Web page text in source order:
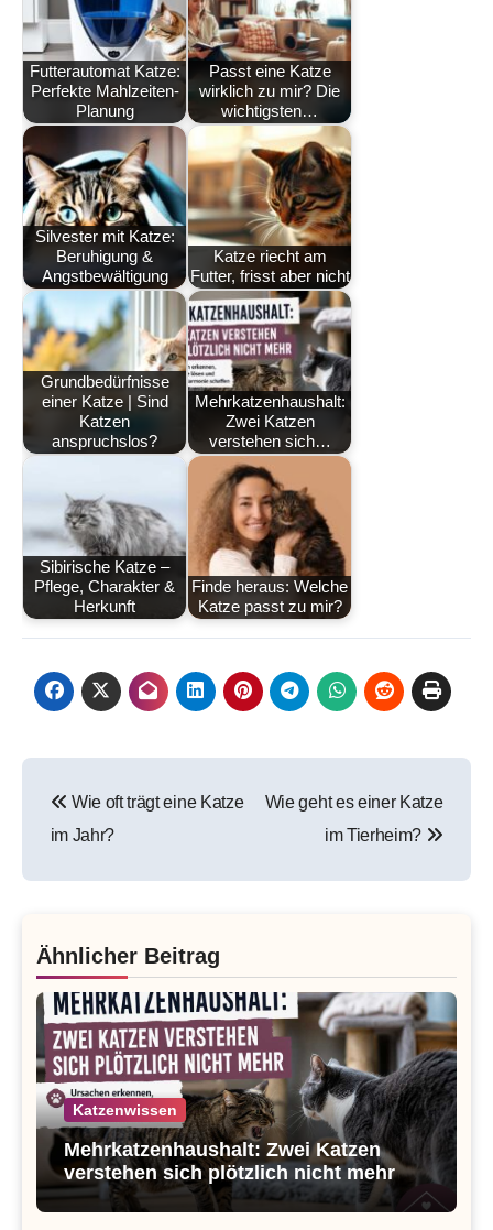
Futterautomat Katze:
Perfekte Mahlzeiten-
Planung
Passt eine Katze
wirklich zu mir? Die
wichtigsten…
Silvester mit Katze:
Beruhigung &
Angstbewältigung
Katze riecht am
Futter, frisst aber nicht
Grundbedürfnisse
einer Katze | Sind
Katzen
anspruchslos?
Mehrkatzenhaushalt:
Zwei Katzen
verstehen sich…
Sibirische Katze –
Pflege, Charakter &
Herkunft
Finde heraus: Welche
Katze passt zu mir?
Wie oft trägt eine Katze
im Jahr?
Wie geht es einer Katze
im Tierheim?
Ähnlicher Beitrag
Katzenwissen
Mehrkatzenhaushalt: Zwei Katzen
verstehen sich plötzlich nicht mehr